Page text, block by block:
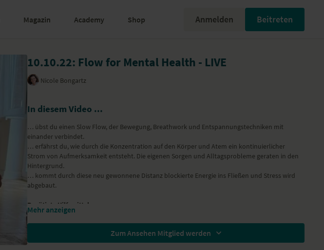
Magazin Academy Shop Anmelden Beitreten
10.10.22: Flow for Mental Health - LIVE
Nicole Bongartz
In diesem Video ...
… übst du einen Slow Flow, der Bewegung, Breathwork und Entspannungstechniken mit
einander verbindet.
… erfährst du, wie durch die Konzentration auf den Körper und Atem ein kontinuierlicher
Strom von Aufmerksamkeit entsteht. Die eigenen Sorgen und Alltagsprobleme geraten in den
Hintergrund.
… kommt durch diese neu gewonnene Distanz blockierte Energie ins Fließen und Stress wird
abgebaut.
Benötigte Hilfsmittel
Du benötigst einen Block und eine Decke für diese Praxis.
Yoga-Übungen (Asanas)
Mehr anzeigen
Zum Ansehen Mitglied werden